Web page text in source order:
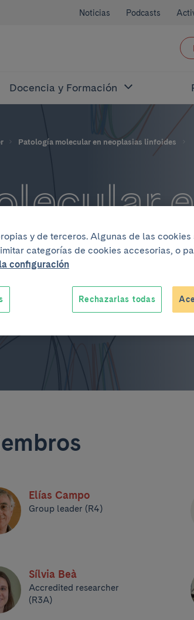
Noticias Podcasts
Docencia y Formación
Patología molecular en neoplasias linfoides
Elías Campo
Group leader (R4)
Sílvia Beà
Accredited researcher
(R3A)
y de terceros. Algunas de las
categorías de cookies accesorias, o
configuración
Rechazarlas todas